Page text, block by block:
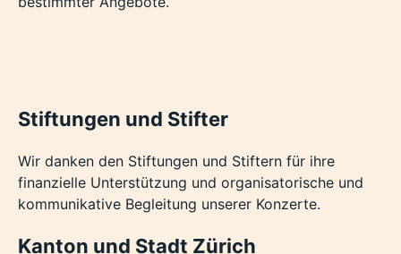
Stiftungen und Stifter
Wir danken den Stiftungen und Stiftern für ihre
finanzielle Unterstützung und organisatorische und
kommunikative Begleitung unserer Konzerte.
Kanton und Stadt Zürich